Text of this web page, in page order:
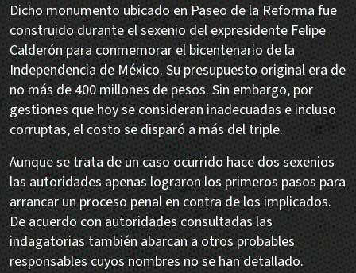
Dicho monumento ubicado en Paseo de la Reforma fue
construido durante el sexenio del expresidente Felipe
Calderón para conmemorar el bicentenario de la
Independencia de México. Su presupuesto original era de
no más de 400 millones de pesos. Sin embargo, por
gestiones que hoy se consideran inadecuadas e incluso
corruptas, el costo se disparó a más del triple.
Aunque se trata de un caso ocurrido hace dos sexenios
las autoridades apenas lograron los primeros pasos para
arrancar un proceso penal en contra de los implicados.
De acuerdo con autoridades consultadas las
indagatorias también abarcan a otros probables
responsables cuyos nombres no se han detallado.